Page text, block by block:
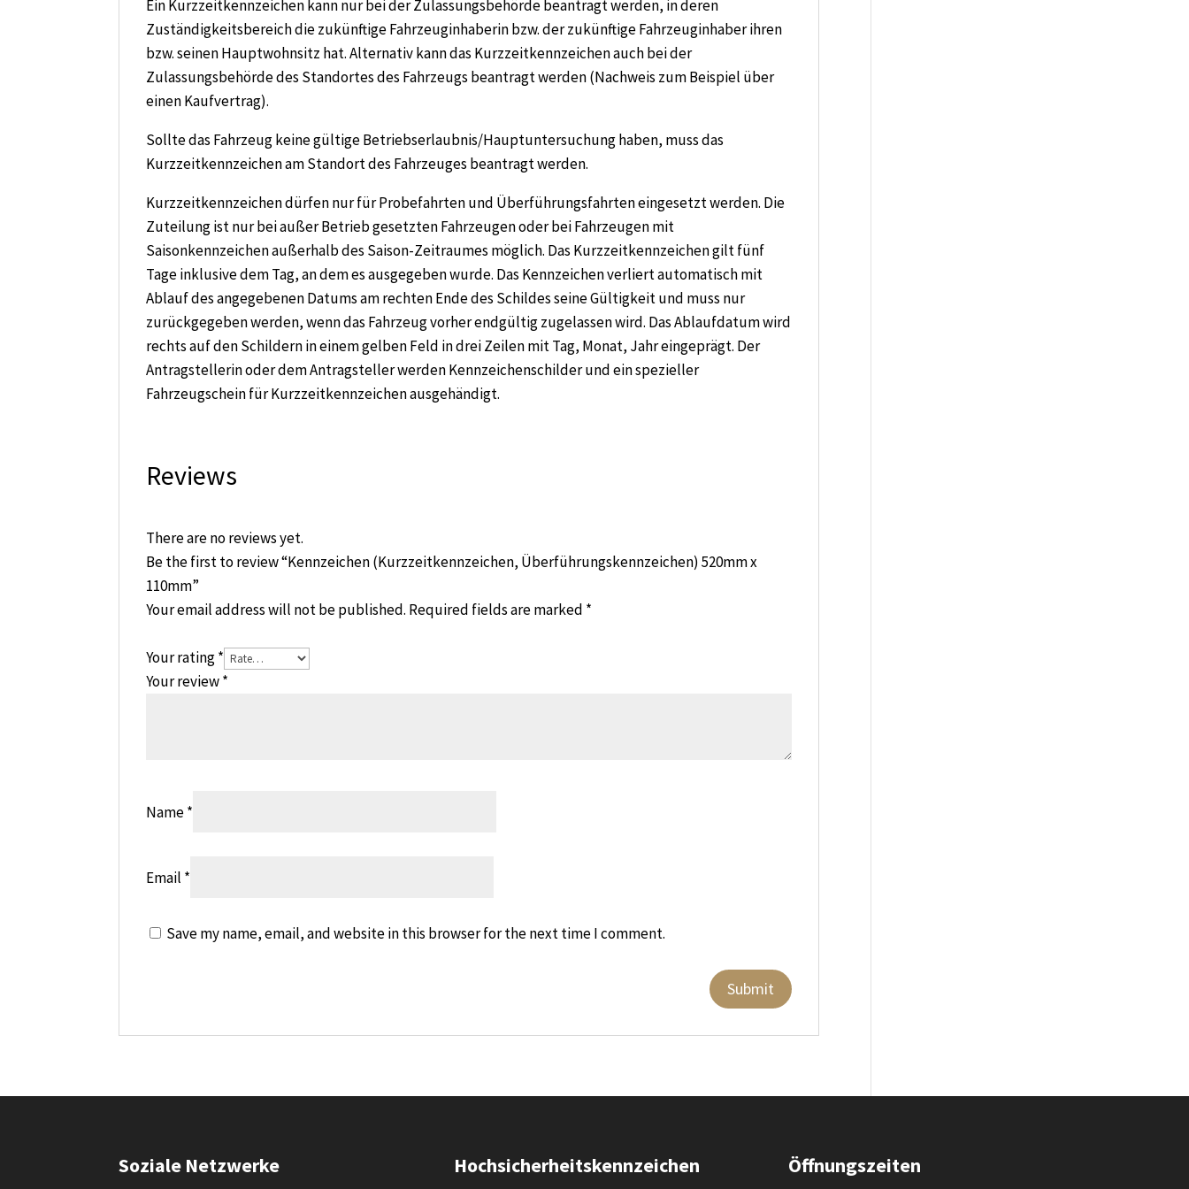
Ein Kurzzeitkennzeichen kann nur bei der Zulassungsbehörde beantragt werden, in deren
Zuständigkeitsbereich die zukünftige Fahrzeuginhaberin bzw. der zukünftige Fahrzeuginhaber ihren
bzw. seinen Hauptwohnsitz hat. Alternativ kann das Kurzzeitkennzeichen auch bei der
Zulassungsbehörde des Standortes des Fahrzeugs beantragt werden (Nachweis zum Beispiel über
einen Kaufvertrag).
Sollte das Fahrzeug keine gültige Betriebserlaubnis/Hauptuntersuchung haben, muss das
Kurzzeitkennzeichen am Standort des Fahrzeuges beantragt werden.
Kurzzeitkennzeichen dürfen nur für Probefahrten und Überführungsfahrten eingesetzt werden. Die
Zuteilung ist nur bei außer Betrieb gesetzten Fahrzeugen oder bei Fahrzeugen mit
Saisonkennzeichen außerhalb des Saison-Zeitraumes möglich. Das Kurzzeitkennzeichen gilt fünf
Tage inklusive dem Tag, an dem es ausgegeben wurde. Das Kennzeichen verliert automatisch mit
Ablauf des angegebenen Datums am rechten Ende des Schildes seine Gültigkeit und muss nur
zurückgegeben werden, wenn das Fahrzeug vorher endgültig zugelassen wird. Das Ablaufdatum wird
rechts auf den Schildern in einem gelben Feld in drei Zeilen mit Tag, Monat, Jahr eingeprägt. Der
Antragstellerin oder dem Antragsteller werden Kennzeichenschilder und ein spezieller
Fahrzeugschein für Kurzzeitkennzeichen ausgehändigt.
Reviews
There are no reviews yet.
Be the first to review “Kennzeichen (Kurzzeitkennzeichen, Überführungskennzeichen) 520mm x
110mm”
Your email address will not be published. Required fields are marked *
Your rating*
Your review*
Name*
Email *
Save my name, email, and website in this browser for the next time I comment.
Soziale Netzwerke Hochsicherheitskennzeichen Öffnungszeiten